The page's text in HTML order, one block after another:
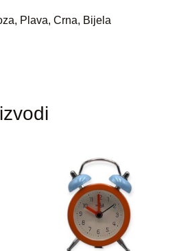
Plava, Crna, Bijela